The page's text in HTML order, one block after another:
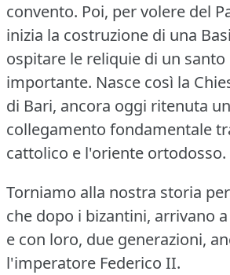
convento. Poi, per volere del
inizia la costruzione di una
ospitare le reliquie di un santo
importante. Nasce così la
di Bari, ancora oggi ritenuta
collegamento fondamentale
cattolico e l'oriente ortodosso.
Torniamo alla nostra storia
che dopo i bizantini, arrivano
e con loro, due generazioni,
l'imperatore Federico II.